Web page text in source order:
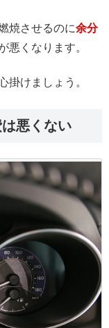
焼させるのに余分
悪くなります。
掛けましょう。
悪くない